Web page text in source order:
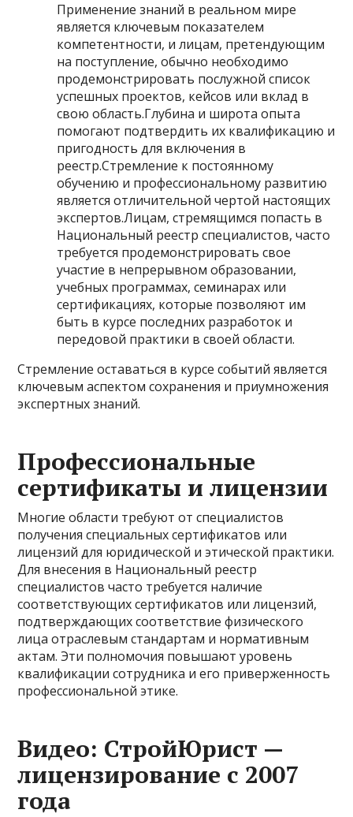
Применение знаний в реальном мире
является ключевым показателем
компетентности, и лицам, претендующим
на поступление, обычно необходимо
продемонстрировать послужной список
успешных проектов, кейсов или вклад в
свою область.Глубина и широта опыта
помогают подтвердить их квалификацию и
пригодность для включения в
реестр.Стремление к постоянному
обучению и профессиональному развитию
является отличительной чертой настоящих
экспертов.Лицам, стремящимся попасть в
Национальный реестр специалистов, часто
требуется продемонстрировать свое
участие в непрерывном образовании,
учебных программах, семинарах или
сертификациях, которые позволяют им
быть в курсе последних разработок и
передовой практики в своей области.
Стремление оставаться в курсе событий является
ключевым аспектом сохранения и приумножения
экспертных знаний.
Профессиональные
сертификаты и лицензии
Многие области требуют от специалистов
получения специальных сертификатов или
лицензий для юридической и этической практики.
Для внесения в Национальный реестр
специалистов часто требуется наличие
соответствующих сертификатов или лицензий,
подтверждающих соответствие физического
лица отраслевым стандартам и нормативным
актам. Эти полномочия повышают уровень
квалификации сотрудника и его приверженность
профессиональной этике.
Видео: СтройЮрист —
лицензирование с 2007
года